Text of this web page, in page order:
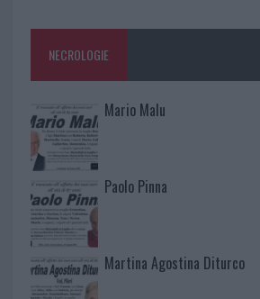
NECROLOGIE
Mario Malu
Paolo Pinna
Martina Agostina Diturco